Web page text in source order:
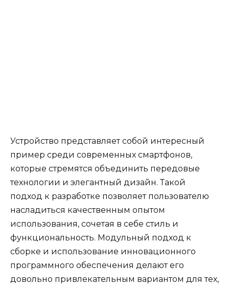
Устройство представляет собой интересный
пример среди современных смартфонов,
которые стремятся объединить передовые
технологии и элегантный дизайн. Такой
подход к разработке позволяет пользователю
насладиться качественным опытом
использования, сочетая в себе стиль и
функциональность. Модульный подход к
сборке и использование инновационного
программного обеспечения делают его
довольно привлекательным вариантом для тех,